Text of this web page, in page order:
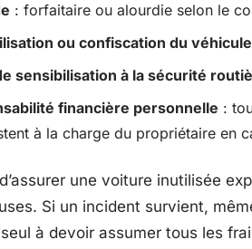
: forfaitaire ou alourdie selon le
ou confiscation du véhicule
sensibilisation à la sécurité
financière personnelle :
à la charge du propriétaire en
une voiture inutilisée
Si un incident survient,
à devoir assumer tous les